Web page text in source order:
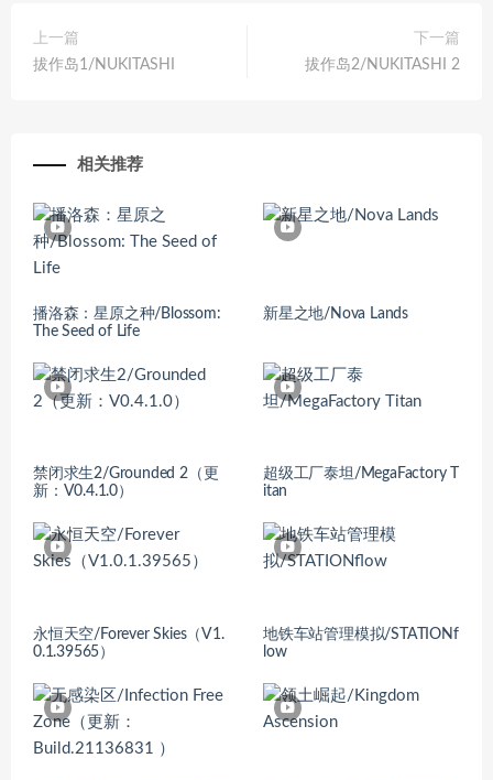
上一篇
拔作岛1/NUKITASHI
下一篇
拔作岛2/NUKITASHI 2
相关推荐
播洛森：星原之种/Blossom:
The Seed of Life
新星之地/Nova Lands
禁闭求生2/Grounded 2（更
新：V0.4.1.0）
超级工厂泰坦/MegaFactory T
itan
永恒天空/Forever Skies（V1.
0.1.39565）
地铁车站管理模拟/STATIONf
low